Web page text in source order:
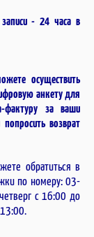
- 24 часа в
осуществить
анкету для
фактуру за ваши
возврат
обратиться в
по номеру: 03-
с 16:00 до